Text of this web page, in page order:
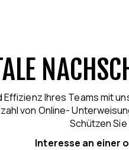
Effizienz Ihres Teams mit
von Online-
Schützen
Interesse an einer